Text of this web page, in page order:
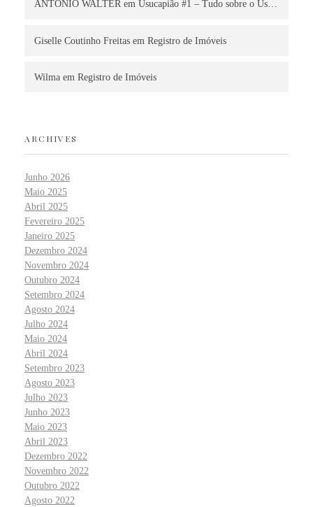
ANTONIO WALTER em Usucapião #1 – Tudo sobre o Us…
Giselle Coutinho Freitas em Registro de Imóveis
Wilma em Registro de Imóveis
ARCHIVES
Junho 2026
Maio 2025
Abril 2025
Fevereiro 2025
Janeiro 2025
Dezembro 2024
Novembro 2024
Outubro 2024
Setembro 2024
Agosto 2024
Julho 2024
Maio 2024
Abril 2024
Setembro 2023
Agosto 2023
Julho 2023
Junho 2023
Maio 2023
Abril 2023
Dezembro 2022
Novembro 2022
Outubro 2022
Agosto 2022